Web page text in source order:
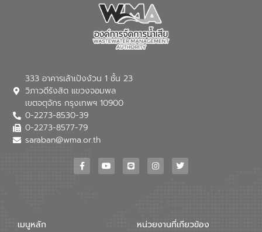
333 อาคารเล้าเป้งง้วน 1 ชั้น 23
วิภาวดีรังสิต แขวงจอมพล
เขตจตุจักร กรุงเทพฯ 10900
0-2273-8530-39
0-2273-8577-79
saraban@wma.or.th
เมนูหลัก หน่วยงานที่เกียวข้อง